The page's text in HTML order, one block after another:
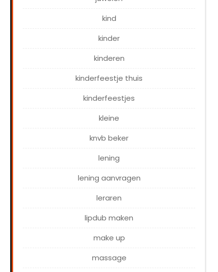
kind
kinder
kinderen
kinderfeestje thuis
kinderfeestjes
kleine
knvb beker
lening
lening aanvragen
leraren
lipdub maken
make up
massage